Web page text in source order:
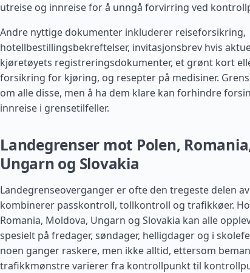
utreise og innreise for å unngå forvirring ved
Andre nyttige dokumenter inkluderer reiseforsikring,
hotellbestillingsbekreftelser, invitasjonsbrev hvis
kjøretøyets registreringsdokumenter, et grønt kort
forsikring for kjøring, og resepter på medisiner.
om alle disse, men å ha dem klare kan forhindre
innreise i grensetilfeller.
Landegrenser mot Polen,
Ungarn og Slovakia
Landegrenseoverganger er ofte den tregeste delen
kombinerer passkontroll, tollkontroll og trafikkøer.
Romania, Moldova, Ungarn og Slovakia kan alle
spesielt på fredager, søndager, helligdager og i
noen ganger raskere, men ikke alltid, ettersom
trafikkmønstre varierer fra kontrollpunkt til